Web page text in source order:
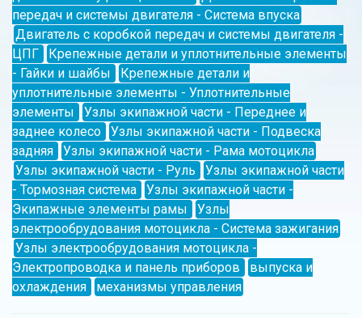
передач и системы двигателя - Система впуска
Двигатель с коробкой передач и системы двигателя -
ЦПГ
Крепежные детали и уплотнительные элементы
- Гайки и шайбы
Крепежные детали и
уплотнительные элементы - Уплотнительные
элементы
Узлы экипажной части - Переднее и
заднее колесо
Узлы экипажной части - Подвеска
задняя
Узлы экипажной части - Рама мотоцикла
Узлы экипажной части - Руль
Узлы экипажной части
- Тормозная система
Узлы экипажной части -
Экипажные элементы рамы
Узлы
электрообрудования мотоцикла - Система зажигания
Узлы электрообрудования мотоцикла -
Электропроводка и панель приборов
выпуска и
охлаждения
механизмы управления